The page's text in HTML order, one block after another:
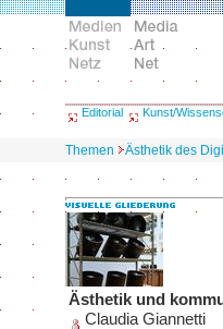
Editorial Kunst/
Themen Ästhetik des
Ästhetik und
Claudia Giannetti